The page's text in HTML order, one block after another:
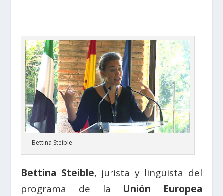
Bettina Steible
Bettina Steible, jurista y lingüista del
programa de la Unión Europea